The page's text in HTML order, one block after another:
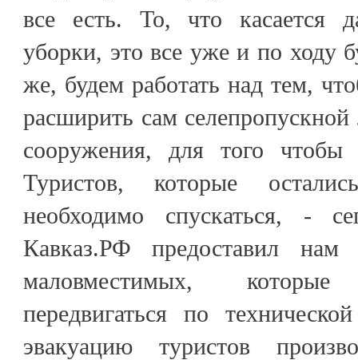
все есть. То, что касается
уборки, это все уже и по ходу
же, будем работать над тем,
расширить сам селепропускной
сооружения, для того чтобы
Туристов, которые
необходимо спускаться, -
Кавказ.РФ предоставил
маловместимых,
передвигаться по
эвакуацию туристов